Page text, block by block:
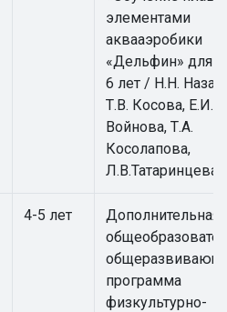
элементами
аквааэробики
«Дельфин» для
6 лет / Н.Н.
Т.В. Косова, Е.И.
Войнова, Т.А.
Косолапова,
Л.В.Татаринцева
4-5 лет
Дополнительная
программа
физкультурно-